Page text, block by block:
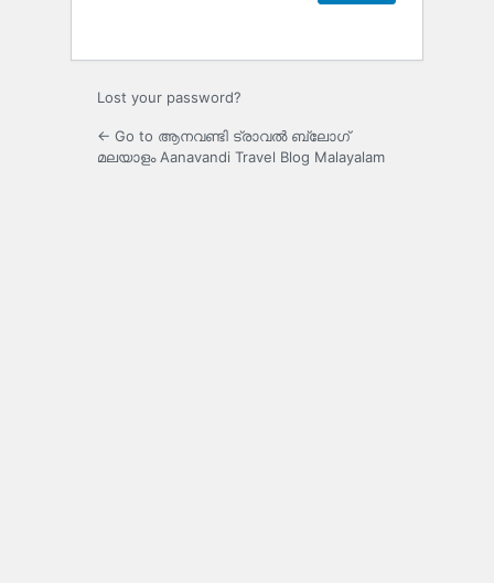
Lost your password?
← Go to ആനവണ്ടി ട്രാവൽ ബ്ലോഗ്
മലയാളം Aanavandi Travel Blog Malayalam